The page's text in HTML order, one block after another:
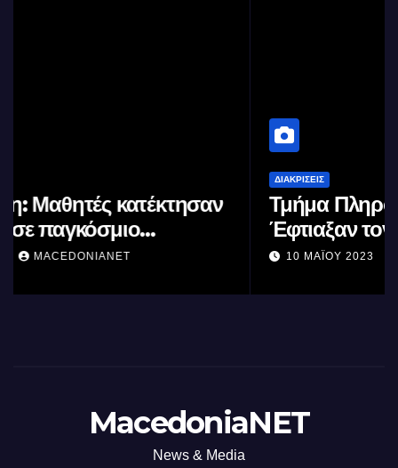
Τμήμα Πληροφορικής (ΑΠΘ) :
Έφτιαξαν τον ταχύτερο
επεξεργαστή AI στον κόσμο με τη
10 ΜΑΪ́ΟΥ 2023
MacedoniaNET
News & Media